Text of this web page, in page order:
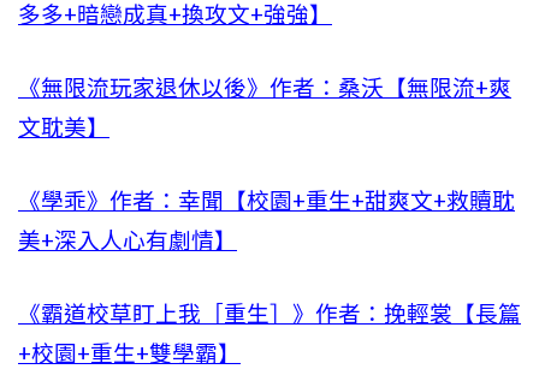
多多+暗戀成真+換攻文+強強】
《無限流玩家退休以後》作者：桑沃【無限流+爽
文耽美】
《學乖》作者：幸聞【校園+重生+甜爽文+救贖耽
美+深入人心有劇情】
《霸道校草盯上我［重生］》作者：挽輕裳【長篇
+校園+重生+雙學霸】